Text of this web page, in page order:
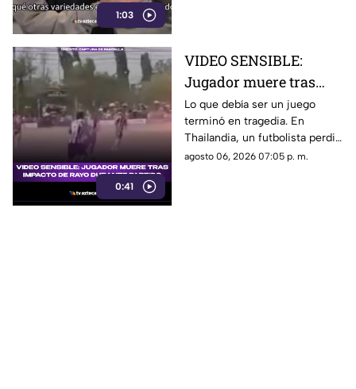
1:03
0:41
VIDEO SENSIBLE:
Jugador muere tras
impacto de rayo
durante partido
Lo que debía ser un juego
terminó en tragedia. En
Thailandia, un futbolista perdió
la vida al ser alcanzado por un
agosto 06, 2026 07:05 p. m.